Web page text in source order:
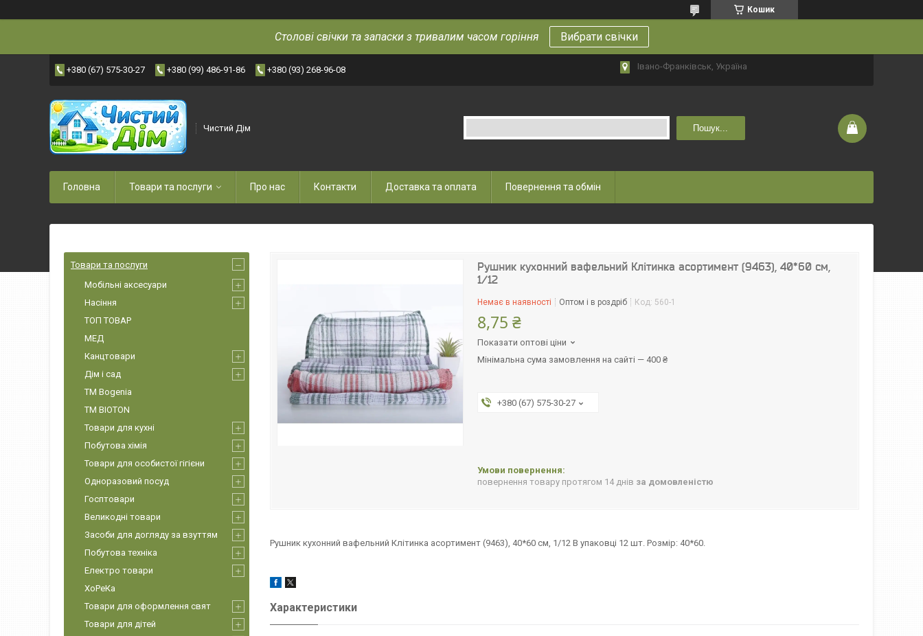
Кошик
Столові свічки та запаски з тривалим часом горіння Вибрати свічки
+380 (67) 575-30-27 +380 (99) 486-91-86 +380 (93) 268-96-08 Івано-Франківськ, Україна
Чистий Дім Пошук...
Головна Товари та послуги Про нас Контакти Доставка та оплата Повернення та обмін
Рушник кухонний вафельний Клітинка асортимент (9463), 40*60 см,
1/12
Немає в наявності Оптом і в роздріб Код: 560-1
8,75 ₴
Показати оптові ціни
Мінімальна сума замовлення на сайті — 400 ₴
+380 (67) 575-30-27
повернення товару протягом 14 днів за домовленістю
Рушник кухонний вафельний Клітинка асортимент (9463), 40*60 см, 1/12 В упаковці 12 шт. Розмір: 40*60.
Характеристики
Товари та послуги
Мобільні аксесуари
Насіння
ТОП ТОВАР
МЕД
Канцтовари
Дім і сад
ТМ Bogenia
ТМ BIOTON
Товари для кухні
Побутова хімія
Товари для особистої гігієни
Одноразовий посуд
Госптовари
Великодні товари
Засоби для догляду за взуттям
Побутова техніка
Електро товари
ХоРеКа
Товари для оформлення свят
Товари для дітей